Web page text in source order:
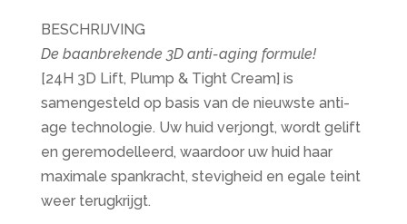
BESCHRIJVING
De baanbrekende 3D anti-aging formule!
[24H 3D Lift, Plump & Tight Cream] is
samengesteld op basis van de nieuwste anti-
age technologie. Uw huid verjongt, wordt gelift
en geremodelleerd, waardoor uw huid haar
maximale spankracht, stevigheid en egale teint
weer terugkrijgt.